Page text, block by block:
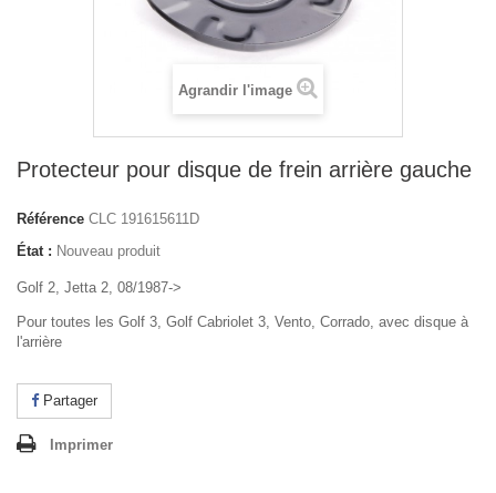
Agrandir l'image
Protecteur pour disque de frein arrière gauche
Référence CLC 191615611D
État : Nouveau produit
Golf 2, Jetta 2, 08/1987->
Pour toutes les Golf 3, Golf Cabriolet 3, Vento, Corrado, avec disque à
l'arrière
Partager
Imprimer